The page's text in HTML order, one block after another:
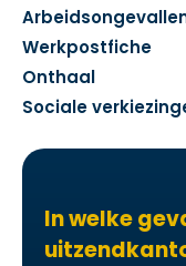
Werkpostfiche
Onthaal
Sociale
In welke